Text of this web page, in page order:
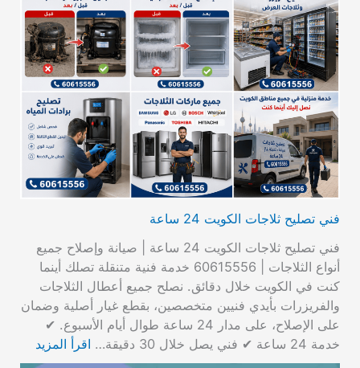
فني تصليح ثلاجات الكويت 24 ساعة
فني تصليح ثلاجات الكويت 24 ساعة | صيانة وإصلاح جميع
أنواع الثلاجات | 60615556 خدمة فنية متنقلة تصلك أينما
كنت في الكويت خلال دقائق. نصلح جميع أعطال الثلاجات
والفريزرات بأيدي فنيين متخصصين، بقطع غيار أصلية وضمان
على الإصلاح، على مدار 24 ساعة طوال أيام الأسبوع. ✔
خدمة 24 ساعة ✔ فني يصل خلال 30 دقيقة…
اقرأ المزيد